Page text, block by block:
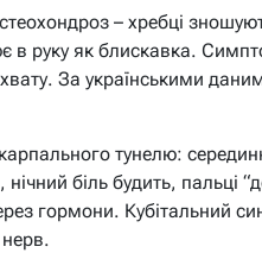
– хребці
в руку як блискавка.
За українськими
тунелю:
біль будить, пальці
гормони. Кубітальний
нерв.